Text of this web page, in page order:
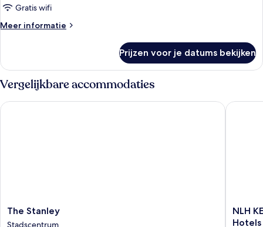
Gratis wifi
Meer informatie
Meer
Balcony
Prijzen voor je datums bekijken
Vergelijkbare accommodaties
The
Stanley
The Stanley
Stadscentrum
The Stanley
NLH
NLH
Hotels
NLH